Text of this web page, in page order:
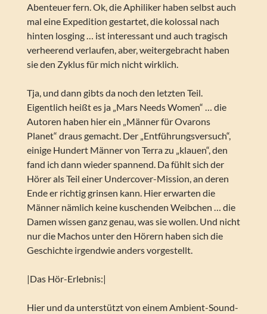
Abenteuer fern. Ok, die Aphiliker haben selbst auch
mal eine Expedition gestartet, die kolossal nach
hinten losging … ist interessant und auch tragisch
verheerend verlaufen, aber, weitergebracht haben
sie den Zyklus für mich nicht wirklich.
Tja, und dann gibts da noch den letzten Teil.
Eigentlich heißt es ja „Mars Needs Women“ … die
Autoren haben hier ein „Männer für Ovarons
Planet“ draus gemacht. Der „Entführungsversuch“,
einige Hundert Männer von Terra zu „klauen“, den
fand ich dann wieder spannend. Da fühlt sich der
Hörer als Teil einer Undercover-Mission, an deren
Ende er richtig grinsen kann. Hier erwarten die
Männer nämlich keine kuschenden Weibchen … die
Damen wissen ganz genau, was sie wollen. Und nicht
nur die Machos unter den Hörern haben sich die
Geschichte irgendwie anders vorgestellt.
|Das Hör-Erlebnis:|
Hier und da unterstützt von einem Ambient-Sound-